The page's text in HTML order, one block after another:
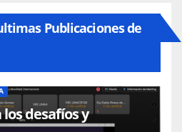
Publicaciones de
desafíos y